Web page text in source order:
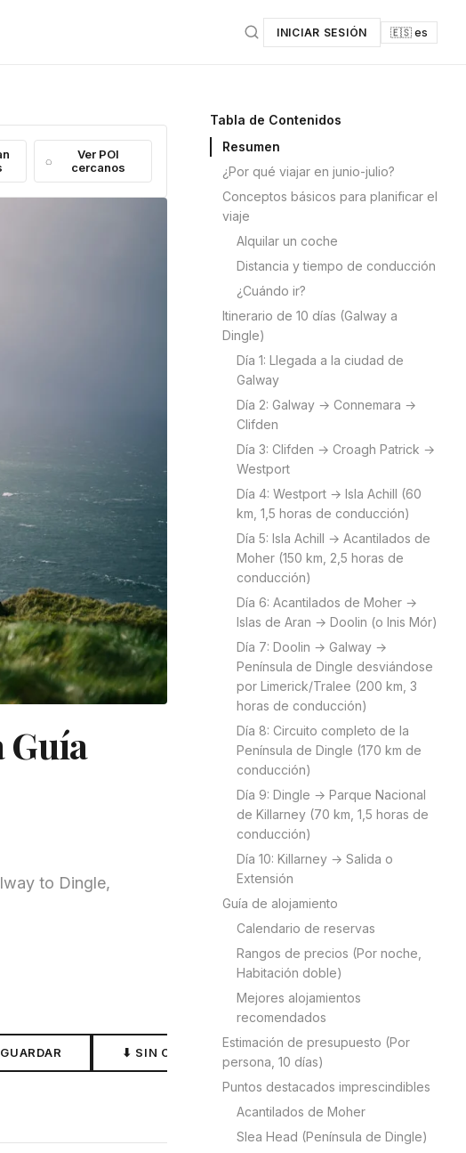
INICIAR SESIÓN 🇪🇸 es
Ver POI
cercanos
Guía
to Dingle,
⬇ SIN CONEXIÓN
Tabla de Contenidos
Resumen
¿Por qué viajar en junio-julio?
Conceptos básicos para planificar el
viaje
Alquilar un coche
Distancia y tiempo de conducción
¿Cuándo ir?
Itinerario de 10 días (Galway a
Dingle)
Día 1: Llegada a la ciudad de
Galway
Día 2: Galway → Connemara →
Clifden
Día 3: Clifden → Croagh Patrick →
Westport
Día 4: Westport → Isla Achill (60
km, 1,5 horas de conducción)
Día 5: Isla Achill → Acantilados de
Moher (150 km, 2,5 horas de
conducción)
Día 6: Acantilados de Moher →
Islas de Aran → Doolin (o Inis Mór)
Día 7: Doolin → Galway →
Península de Dingle desviándose
por Limerick/Tralee (200 km, 3
horas de conducción)
Día 8: Circuito completo de la
Península de Dingle (170 km de
conducción)
Día 9: Dingle → Parque Nacional
de Killarney (70 km, 1,5 horas de
conducción)
Día 10: Killarney → Salida o
Extensión
Guía de alojamiento
Calendario de reservas
Rangos de precios (Por noche,
Habitación doble)
Mejores alojamientos
recomendados
Estimación de presupuesto (Por
persona, 10 días)
Puntos destacados imprescindibles
Acantilados de Moher
Slea Head (Península de Dingle)